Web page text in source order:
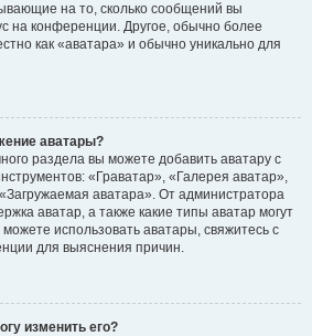
на то, сколько сообщений вы
на конференции. Другое, обычно более
как «аватара» и обычно уникально для
аватары?
раздела вы можете добавить аватару с
«Граватар», «Галерея аватар»,
аватара». От администратора
аватар, а также какие типы аватар могут
использовать аватары, свяжитесь с
для выяснения причин.
изменить его?